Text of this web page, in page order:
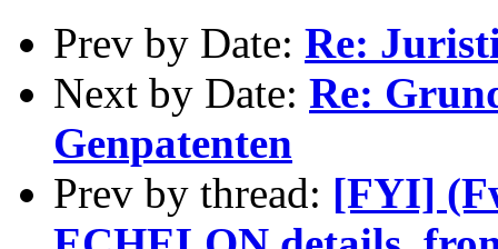
Prev by Date: Re:
Next by Date: Re:
Genpatenten
Prev by thread: [FYI]